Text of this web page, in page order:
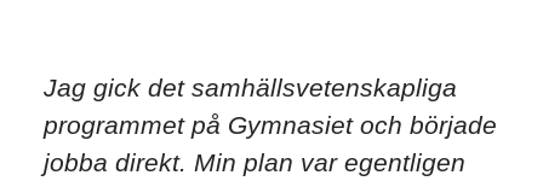
Jag gick det samhällsvetenskapliga
programmet på Gymnasiet och började
jobba direkt. Min plan var egentligen